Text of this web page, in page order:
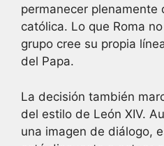
permanecer plenamente
católica. Lo que Roma
grupo cree su propia
del Papa.
La decisión también
del estilo de León XIV.
una imagen de diálogo,